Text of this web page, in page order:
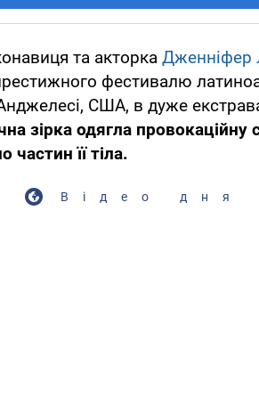
та акторка Дженніфер
фестивалю
США, в дуже
зірка одягла провокаційну
її тіла.
Відео дня